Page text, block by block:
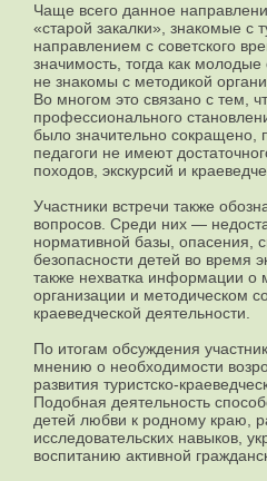
Чаще всего данное
«старой закалки», знакомые с
направлением с советского
значимость, тогда как
не знакомы с методикой
Во многом это связано с тем,
профессионального
было значительно сокращено,
педагоги не имеют
походов, экскурсий и
Участники встречи также
вопросов. Среди них —
нормативной базы, опасения,
безопасности детей во время
также нехватка информации
организации и методическом
краеведческой деятельности.
По итогам обсуждения
мнению о необходимости
развития туристско-
Подобная деятельность
детей любви к родному краю,
исследовательских навыков,
воспитанию активной